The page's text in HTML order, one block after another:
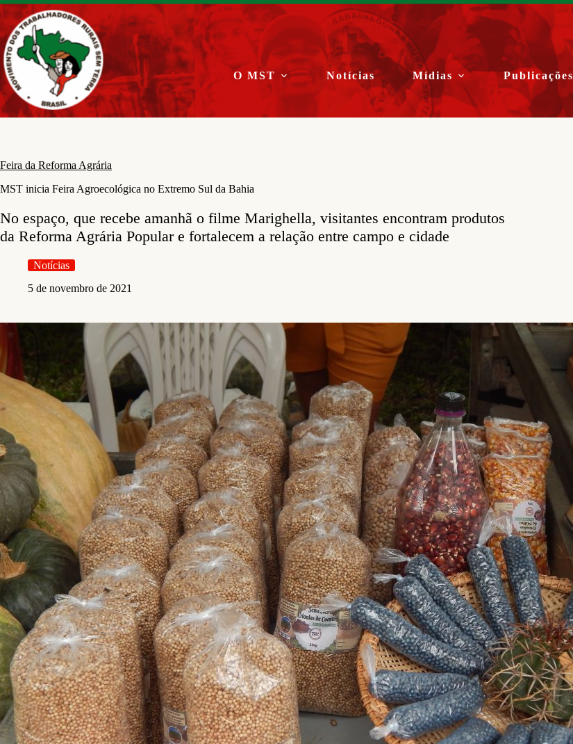
Pular
para
o
conteúdo
O MST Notícias Mídias Publicações
Feira da Reforma Agrária
MST inicia Feira Agroecológica no Extremo Sul da Bahia
No espaço, que recebe amanhã o filme Marighella, visitantes encontram produtos
da Reforma Agrária Popular e fortalecem a relação entre campo e cidade
Notícias
5 de novembro de 2021